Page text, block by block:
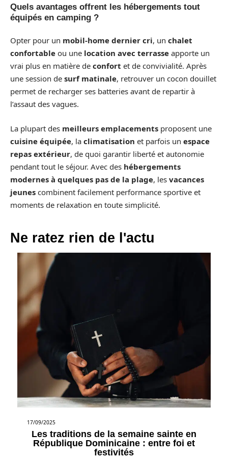
Quels avantages offrent les hébergements tout
équipés en camping ?
Opter pour un mobil-home dernier cri, un chalet
confortable ou une location avec terrasse apporte un
vrai plus en matière de confort et de convivialité. Après
une session de surf matinale, retrouver un cocon douillet
permet de recharger ses batteries avant de repartir à
l’assaut des vagues.
La plupart des meilleurs emplacements proposent une
cuisine équipée, la climatisation et parfois un espace
repas extérieur, de quoi garantir liberté et autonomie
pendant tout le séjour. Avec des hébergements
modernes à quelques pas de la plage, les vacances
jeunes combinent facilement performance sportive et
moments de relaxation en toute simplicité.
Ne ratez rien de l'actu
17/09/2025
Les traditions de la semaine sainte en
République Dominicaine : entre foi et
festivités